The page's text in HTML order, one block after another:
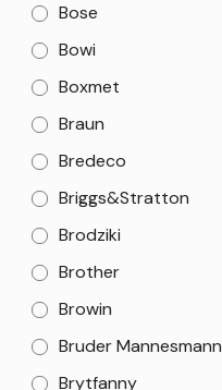
Bose
Bowi
Boxmet
Braun
Bredeco
Briggs&Stratton
Brodziki
Brother
Browin
Bruder Mannesmann
Brytfanny